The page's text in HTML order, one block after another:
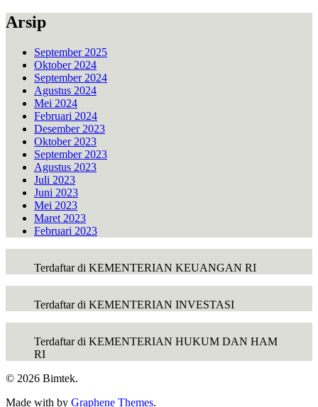
Arsip
September 2025
Oktober 2024
September 2024
Agustus 2024
Mei 2024
Februari 2024
Desember 2023
Oktober 2023
September 2023
Agustus 2023
Juli 2023
Juni 2023
Mei 2023
Maret 2023
Februari 2023
Terdaftar di KEMENTERIAN KEUANGAN RI
Terdaftar di KEMENTERIAN INVESTASI
Terdaftar di KEMENTERIAN HUKUM DAN HAM
RI
© 2026 Bimtek.
Made with by Graphene Themes.